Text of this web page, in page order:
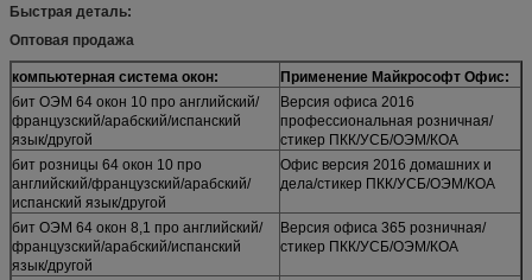
Быстрая деталь:
Оптовая продажа
компьютерная система окон:
Применение Майкрософт Офис:
бит ОЭМ 64 окон 10 про английский/
французский/арабский/испанский
язык/другой
Версия офиса 2016
профессиональная розничная/
стикер ПКК/УСБ/ОЭМ/КОА
бит розницы 64 окон 10 про
английский/французский/арабский/
испанский язык/другой
Офис версия 2016 домашних и
дела/стикер ПКК/УСБ/ОЭМ/КОА
бит ОЭМ 64 окон 8,1 про английский/
французский/арабский/испанский
язык/другой
Версия офиса 365 розничная/
стикер ПКК/УСБ/ОЭМ/КОА